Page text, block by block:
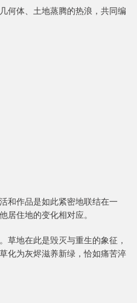
何体、土地蒸腾的热浪，共同编
和作品是如此紧密地联结在一
居住地的变化相对应。
草地在此是毁灭与重生的象征，
化为灰烬滋养新绿，恰如痛苦淬